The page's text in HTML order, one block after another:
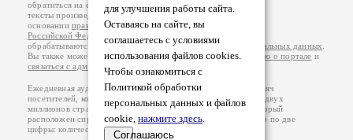
для улучшения работы сайта.
Оставаясь на сайте, вы
соглашаетесь с условиями
использования файлов cookies.
Чтобы ознакомиться с
Политикой обработки
персональных данных и файлов
cookie, нажмите здесь.
Соглашаюсь
обратиться на его авторской странице. Ответственность за
тексты произведений авторы несут самостоятельно на
основанииправил публикацииизаконодательства
Российской Федерации
обрабатываются на основанииПолитики обработки персональных данных
Вы также можете посмотреть более подробнуюинформацию о портале и
связаться с администрацией
Ежедневная аудитория портала Стихи.ру – порядка 200 тысяч
посетителей, которые в общей сумме просматривают более двух
миллионов страниц по данным счетчика посещаемости, который
расположен справа от этого текста. В каждой графе указано по две
цифры: количество просмотров и количество посетителей.